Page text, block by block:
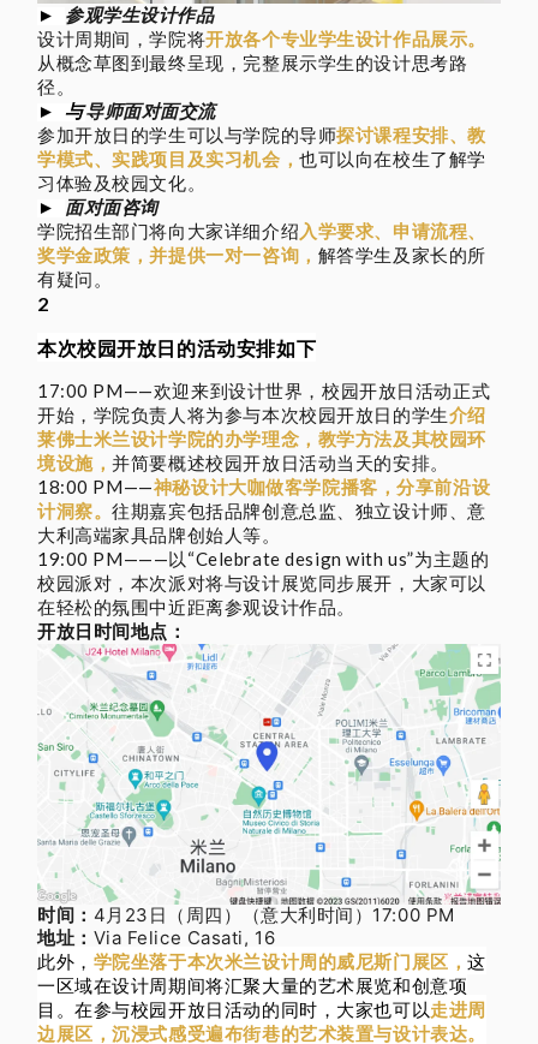
► 参观学生设计作品
设计周期间，学院将开放各个专业学生设计作品展示。
从概念草图到最终呈现，完整展示学生的设计思考路
径。
► 与导师面对面交流
参加开放日的学生可以与学院的导师探讨课程安排、教
学模式、实践项目及实习机会，也可以向在校生了解学
习体验及校园文化。
► 面对面咨询
学院招生部门将向大家详细介绍 入学要求、申请流程、
奖学金政策，并提供一对一咨询， 解答学生及家长的所
有疑问。
2
本次校园开放日的活动安排如下
17:00 PM——欢迎来到设计世界 ，校园开放日活动正式
开始，学院负责人将为参与本次校园开放日的学生介绍
莱佛士米兰设计学院的办学理念，教学方法及其校园环
境设施，并简要概述校园开放日活动当天的安排。
18:00 PM——神秘设计大咖做客学院播客，分享前沿设
计洞察。往期嘉宾包括品牌创意总监、独立设计师、意
大利高端家具品牌创始人等。
19:00 PM———以“Celebrate design with us”为主题的
校园派对，本次派对将与设计展览同步展开，大家可以
在轻松的氛围中近距离参观设计作品。
开放日时间地点：
时间： 4月23日（周四）（意大利时间）17:00 PM
地址： Via Felice Casati, 16
此外， 学院坐落于本次米兰设计周的威尼斯门展区，这
一区域在设计周期间将汇聚大量的艺术展览和创意项
目。在参与校园开放日活动的同时，大家也可以走进周
边展区，沉浸式感受遍布街巷的艺术装置与设计表达。